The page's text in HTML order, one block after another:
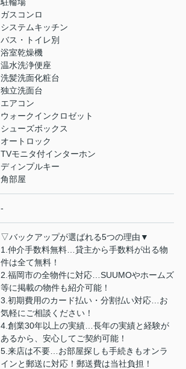
ガスコンロ
システムキッチン
バス・トイレ別
浴室乾燥機
温水洗浄便座
洗髪洗面化粧台
独立洗面台
エアコン
ウォークインクロゼット
シューズボックス
オートロック
TVモニタ付インターホン
ディンプルキー
角部屋
-
▽バックアップが選ばれる5つの理由▼
1.仲介手数料無料…貸主から手数料が出る物
件は全て無料！
2.福岡市の全物件に対応…SUUMOやホームズ
等に掲載の物件も紹介可能！
3.初期費用のカード払い・分割払い対応…お
気軽にご相談ください！
4.創業30年以上の実績…長年の実績と経験が
あるから、安心してご契約可能！
5.来店は不要…お部屋探しも手続きもオンラ
インと郵送に対応！郵送費は当社負担！